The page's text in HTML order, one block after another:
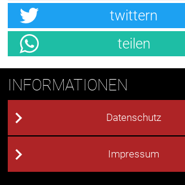
twittern
teilen
INFORMATIONEN
Datenschutz
Impressum